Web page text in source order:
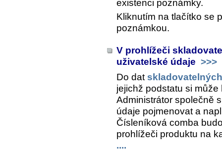
existenci poznámky.
Kliknutím na tlačítko se
poznámkou.
V prohlížeči
uživatelské údaje >>>
Do dat
jejichž podstatu si
Administrátor společně
údaje pojmenovat a
Čísleníková comba
prohlížeči produktu na
....